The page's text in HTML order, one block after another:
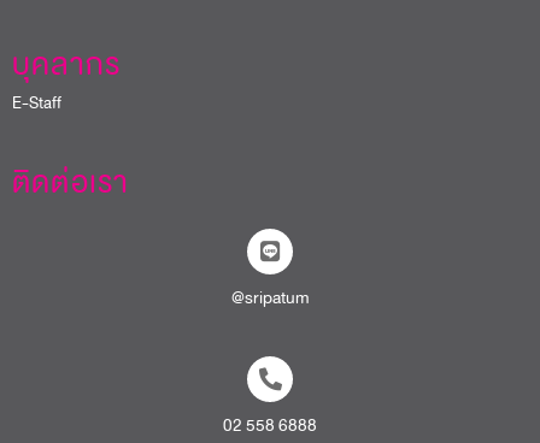
บุคลากร
E-Staff
ติดต่อเรา
@sripatum
02 558 6888